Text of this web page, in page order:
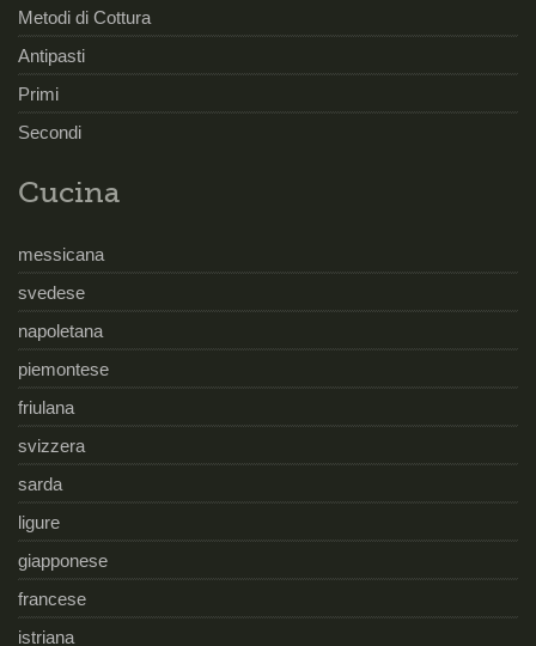
Metodi di Cottura
Antipasti
Primi
Secondi
Cucina
messicana
svedese
napoletana
piemontese
friulana
svizzera
sarda
ligure
giapponese
francese
istriana